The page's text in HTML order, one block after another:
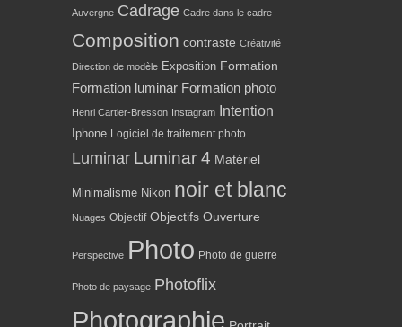
Auvergne Cadrage Cadre dans le cadre
Composition contraste Créativité
Direction de modèle Exposition Formation
Formation luminar Formation photo
Henri Cartier-Bresson Instagram Intention
Iphone Logiciel de traitement photo
Luminar Luminar 4 Matériel
Minimalisme Nikon noir et blanc
Nuages Objectif Objectifs Ouverture
Perspective Photo Photo de guerre
Photo de paysage Photoflix
Photographie